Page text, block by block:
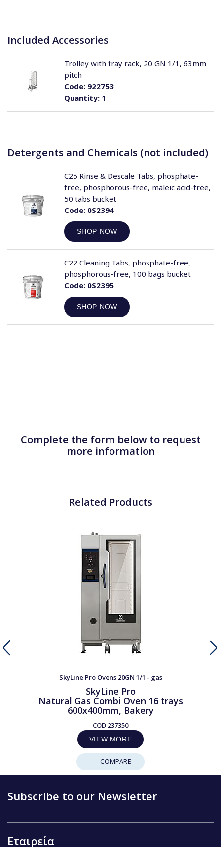
Included Accessories
Quantity:1
Code:922753
Trolley with tray rack, 20 GN 1/1, 63mm
pitch
Detergents and Chemicals (not included)
Code:0S2394
SHOP NOW
C25 Rinse & Descale Tabs, phosphate-
free, phosphorous-free, maleic acid-free,
50 tabs bucket
Code:0S2395
SHOP NOW
C22 Cleaning Tabs, phosphate-free,
phosphorous-free, 100 bags bucket
Complete the form below to request
more information
Related Products
SkyLine Pro Ovens 20GN 1/1 - gas
SkyLine Pro
Natural Gas Combi Oven 16 trays
600x400mm, Bakery
COD 237350
VIEW MORE
COMPARE
Subscribe to our Newsletter
Εταιρεία